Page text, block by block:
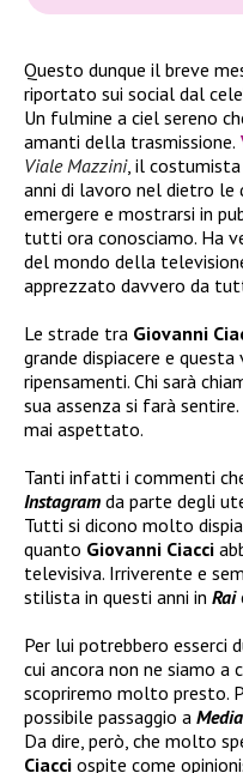
Questo dunque il breve
riportato sui social dal
Un fulmine a ciel sereno
amanti della trasmissione.
Viale Mazzini, il costumista
anni di lavoro nel dietro le
emergere e mostrarsi in
tutti ora conosciamo. Ha
del mondo della
apprezzato davvero da
Le strade tra Giovanni
grande dispiacere e
ripensamenti. Chi sarà
sua assenza si farà sentire.
mai aspettato.
Tanti infatti i commenti
Instagram da parte degli
Tutti si dicono molto
quanto Giovanni Ciacci
televisiva. Irriverente e
stilista in questi anni in Rai
Per lui potrebbero esserci
cui ancora non ne siamo a
scopriremo molto presto.
possibile passaggio a
Da dire, però, che molto
Ciacci ospite come